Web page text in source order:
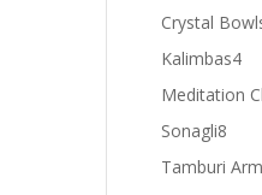
Crystal
Kalimbas44
Meditation
Sonagli8
Tamburi